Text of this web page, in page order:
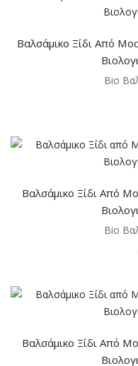
Βαλσάμικο Ξίδι Από
Bio
Βαλσάμικο Ξίδι Από
Bio
Βαλσάμικο Ξίδι Από